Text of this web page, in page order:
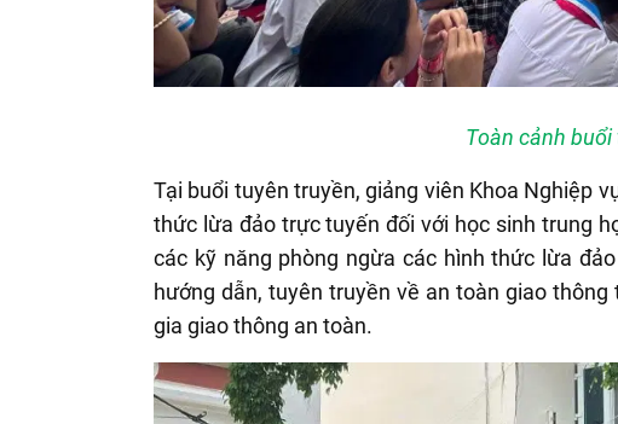
Toàn cảnh buổi
Tại buổi tuyên truyền, giảng viên Khoa Nghiệp
thức lừa đảo trực tuyến đối với học sinh trung
các kỹ năng phòng ngừa các hình thức lừa
hướng dẫn, tuyên truyền về an toàn giao
gia giao thông an toàn.